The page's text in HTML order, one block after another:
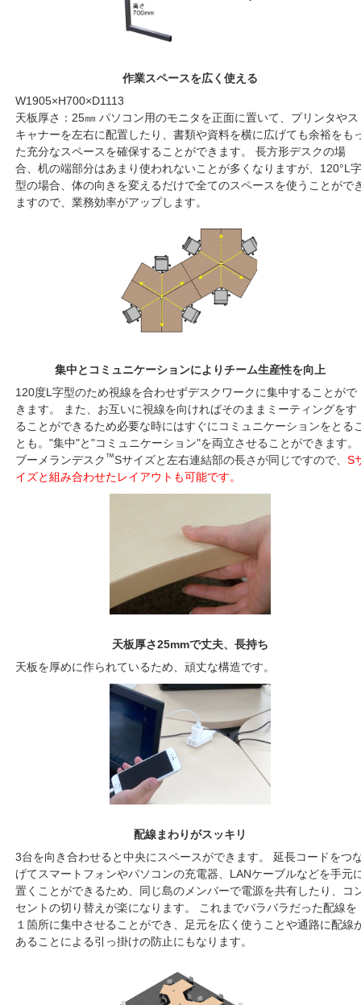
作業スペースを広く使える
W1905×H700×D1113
天板厚さ：25㎜ パソコン用のモニタを正面に置いて、プリンタやス
キャナーを左右に配置したり、書類や資料を横に広げても余裕をも
た充分なスペースを確保することができます。 長方形デスクの場
合、机の端部分はあまり使われないことが多くなりますが、120°L字
型の場合、体の向きを変えるだけで全てのスペースを使うことがで
ますので、業務効率がアップします。
集中とコミュニケーションによりチーム生産性を向上
120度L字型のため視線を合わせずデスクワークに集中することがで
きます。 また、お互いに視線を向ければそのままミーティングをす
ることができるため必要な時にはすぐにコミュニケーションをとる
とも。"集中"と"コミュニケーション"を両立させることができます。
ブーメランデスク ™Sサイズと左右連結部の長さが同じですので、 S
イズと組み合わせたレイアウトも可能です。
天板厚さ25mmで丈夫、長持ち
天板を厚めに作られているため、頑丈な構造です。
配線まわりがスッキリ
3台を向き合わせると中央にスペースができます。 延長コードをつ
げてスマートフォンやパソコンの充電器、LANケーブルなどを手元
置くことができるため、同じ島のメンバーで電源を共有したり、コ
セントの切り替えが楽になります。 これまでバラバラだった配線を
１箇所に集中させることができ、足元を広く使うことや通路に配線
あることによる引っ掛けの防止にもなります。